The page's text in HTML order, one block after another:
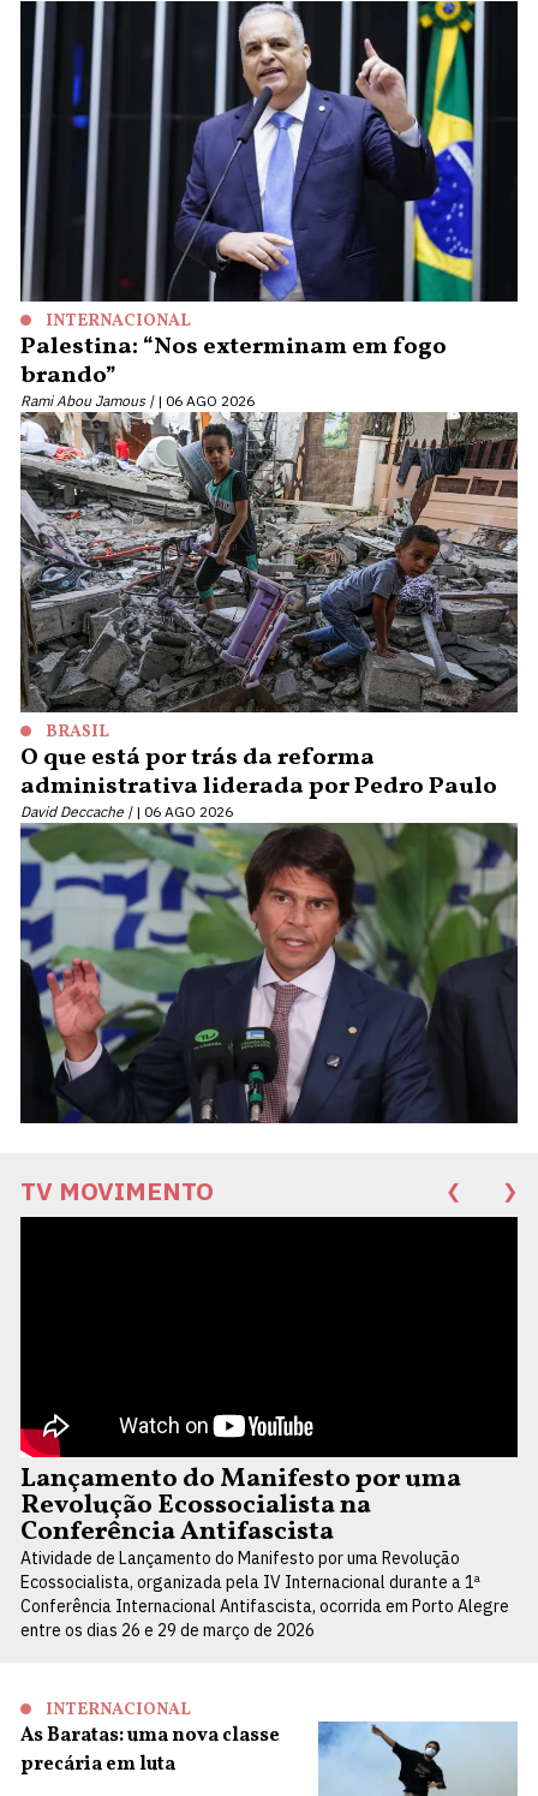
INTERNACIONAL
Palestina: “Nos exterminam em fogo
brando”
Rami Abou Jamous | 06 AGO 2026
BRASIL
O que está por trás da reforma
administrativa liderada por Pedro Paulo
David Deccache | 06 AGO 2026
TV MOVIMENTO ❮ ❯
Lançamento do Manifesto por uma
Revolução Ecossocialista na
Conferência Antifascista
Atividade de Lançamento do Manifesto por uma Revolução
Ecossocialista, organizada pela IV Internacional durante a 1ª
Conferência Internacional Antifascista, ocorrida em Porto Alegre
entre os dias 26 e 29 de março de 2026
INTERNACIONAL
As Baratas: uma nova classe
precária em luta